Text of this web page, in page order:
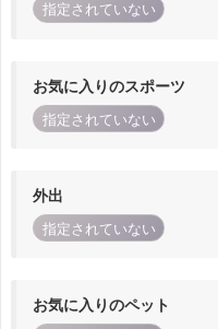
指定されていない
お気に入りのスポーツ
指定されていない
外出
指定されていない
お気に入りのペット